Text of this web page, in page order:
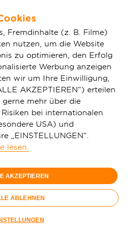
in Messel
Bauinformationsabend ein.
Fremdinhalte (z. B. Filme)
nutzen, um die Website
zu optimieren, den Erfolg
Werbung anzeigen
wir um Ihre Einwilligung,
AKZEPTIEREN“) erteilen
mehr über die
bei internationalen
USA) und
„EINSTELLUNGEN“.
lesen.
AKZEPTIEREN
ABLEHNEN